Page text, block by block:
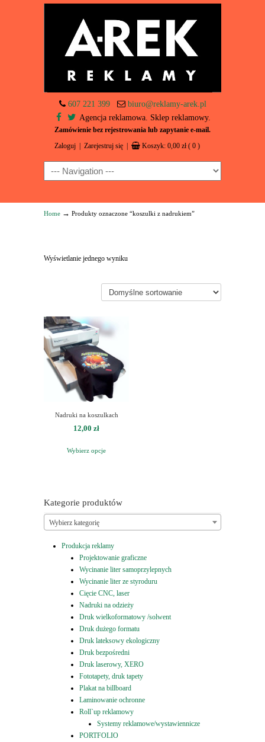
607 221 399
biuro@reklamy-arek.pl
Agencja reklamowa. Sklep reklamowy.
Zamówienie bez rejestrowania lub zapytanie e-mail.
Zaloguj Zarejestruj się Koszyk: 0,00 zł ( 0 )
Navigation
Home → Produkty oznaczone “koszulki z nadrukiem”
Wyświetlanie jednego wyniku
Nadruki na koszulkach
12,00 zł
Wybierz opcje
Kategorie produktów
Wybierz kategorię
Produkcja reklamy
Projektowanie graficzne
Wycinanie liter samoprzylepnych
Wycinanie liter ze styroduru
Cięcie CNC, laser
Nadruki na odzieży
Druk wielkoformatowy /solwent
Druk dużego formatu
Druk lateksowy ekologiczny
Druk bezpośredni
Druk laserowy, XERO
Fototapety, druk tapety
Plakat na billboard
Laminowanie ochronne
Roll`up reklamowy
Systemy reklamowe/wystawiennicze
PORTFOLIO